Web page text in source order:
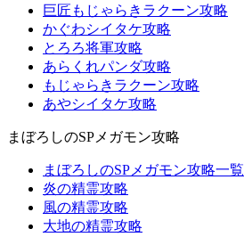
巨匠もじゃらきラクーン攻略
かぐわシイタケ攻略
とろろ将軍攻略
あらくれパンダ攻略
もじゃらきラクーン攻略
あやシイタケ攻略
まぼろしのSPメガモン攻略
まぼろしのSPメガモン攻略一覧
炎の精霊攻略
風の精霊攻略
大地の精霊攻略